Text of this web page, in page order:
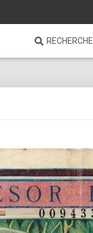
RECHERCHE